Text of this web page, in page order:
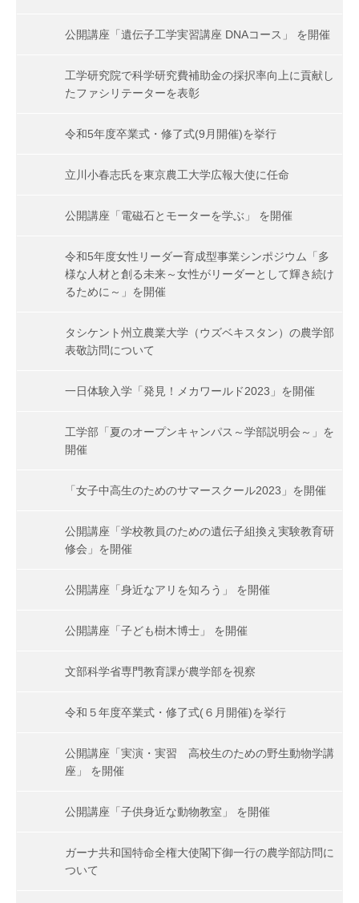
公開講座「遺伝子工学実習講座 DNAコース」 を開催
工学研究院で科学研究費補助金の採択率向上に貢献し
たファシリテーターを表彰
令和5年度卒業式・修了式(9月開催)を挙行
立川小春志氏を東京農工大学広報大使に任命
公開講座「電磁石とモーターを学ぶ」 を開催
令和5年度女性リーダー育成型事業シンポジウム「多
様な人材と創る未来～女性がリーダーとして輝き続け
るために～」を開催
タシケント州立農業大学（ウズベキスタン）の農学部
表敬訪問について
一日体験入学「発見！メカワールド2023」を開催
工学部「夏のオープンキャンパス～学部説明会～」を
開催
「女子中高生のためのサマースクール2023」を開催
公開講座「学校教員のための遺伝子組換え実験教育研
修会」を開催
公開講座「身近なアリを知ろう」 を開催
公開講座「子ども樹木博士」 を開催
文部科学省専門教育課が農学部を視察
令和５年度卒業式・修了式(６月開催)を挙行
公開講座「実演・実習 高校生のための野生動物学講
座」 を開催
公開講座「子供身近な動物教室」 を開催
ガーナ共和国特命全権大使閣下御一行の農学部訪問に
ついて